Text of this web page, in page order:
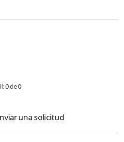
que pueden ocurrir:
0 de 0
una solicitud